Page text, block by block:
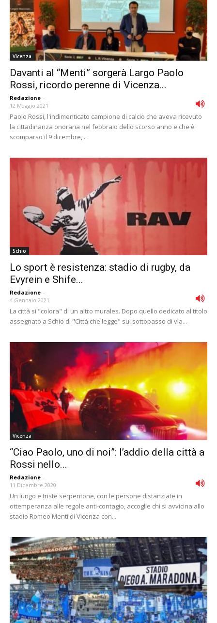
Vicenza
Davanti al “Menti” sorgerà Largo Paolo
Rossi, ricordo perenne di Vicenza...
Redazione -
12 Maggio 2021
Paolo Rossi, l'indimenticato campione di calcio che aveva ricevuto
la cittadinanza onoraria nel febbraio dello scorso anno e che è
scomparso il 9 dicembre,...
Schio
Lo sport è resistenza: stadio di rugby, da
Evyrein e Shife...
Redazione -
4 Gennaio 2021
La città si "colora" di un altro murales. Dopo quello dedicato al titolo
assegnato a Schio di "Città che legge" sul sottopasso di via...
Vicenza
“Ciao Paolo, uno di noi”: l’addio della città a
Rossi nello...
Redazione -
11 Dicembre 2020
Un lungo e triste serpentone, con le persone distanziate in
ottemperanza alle regole anti-contagio, accoglie chi si avvicina allo
stadio Romeo Menti di Vicenza con...